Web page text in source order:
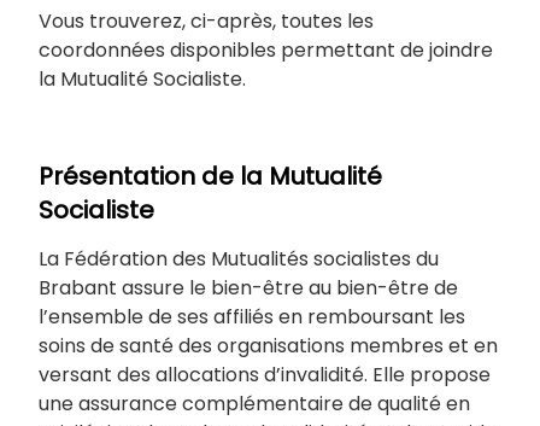
Vous trouverez, ci-après, toutes les
coordonnées disponibles permettant de joindre
la Mutualité Socialiste.
Présentation de la Mutualité
Socialiste
La Fédération des Mutualités socialistes du
Brabant assure le bien-être au bien-être de
l’ensemble de ses affiliés en remboursant les
soins de santé des organisations membres et en
versant des allocations d’invalidité. Elle propose
une assurance complémentaire de qualité en